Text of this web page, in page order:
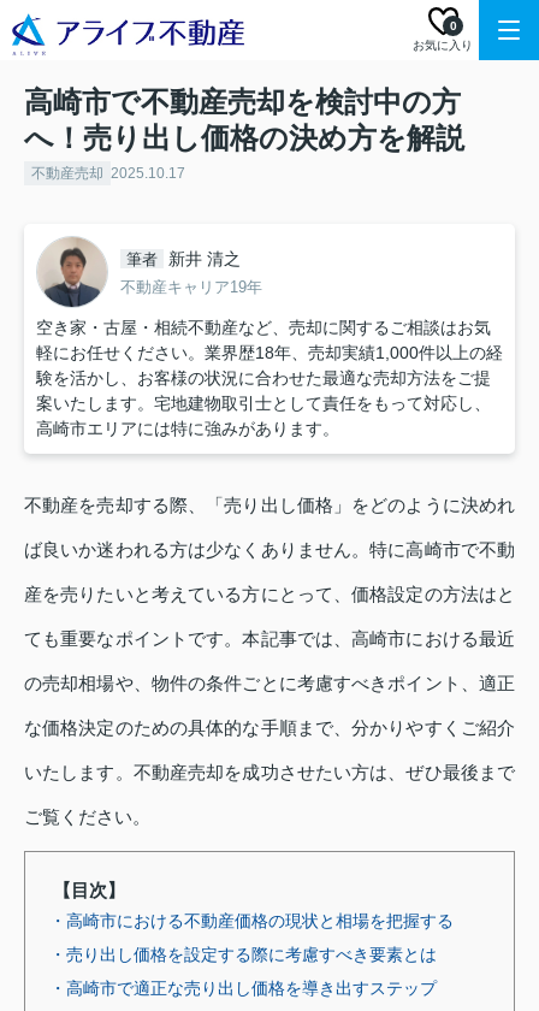
お気に入り
0
高崎市で不動産売却を検討中の方
へ！売り出し価格の決め方を解説
不動産売却 2025.10.17
筆者 新井 清之
不動産キャリア19年
空き家・古屋・相続不動産など、売却に関するご相談はお気
軽にお任せください。業界歴18年、売却実績1,000件以上の経
験を活かし、お客様の状況に合わせた最適な売却方法をご提
案いたします。宅地建物取引士として責任をもって対応し、
高崎市エリアには特に強みがあります。
不動産を売却する際、「売り出し価格」をどのように決めれ
ば良いか迷われる方は少なくありません。特に高崎市で不動
産を売りたいと考えている方にとって、価格設定の方法はと
ても重要なポイントです。本記事では、高崎市における最近
の売却相場や、物件の条件ごとに考慮すべきポイント、適正
な価格決定のための具体的な手順まで、分かりやすくご紹介
いたします。不動産売却を成功させたい方は、ぜひ最後まで
ご覧ください。
【目次】
・高崎市における不動産価格の現状と相場を把握する
・売り出し価格を設定する際に考慮すべき要素とは
・高崎市で適正な売り出し価格を導き出すステップ